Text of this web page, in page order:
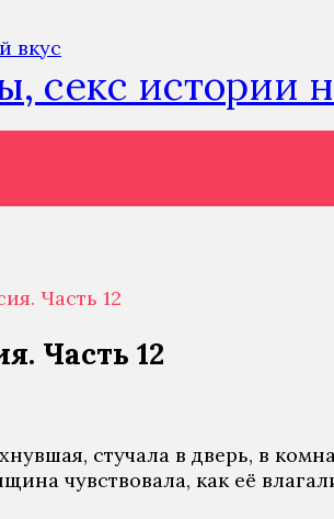
секс истории
Часть 12
Часть 12
стучала в дверь, в
чувствовала, как её